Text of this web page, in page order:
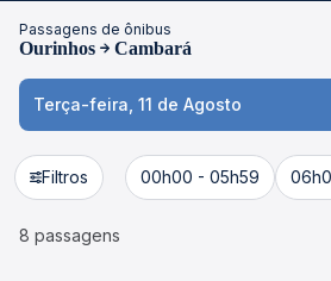
Passagens de ônibus
Ourinhos Cambará
Terça-feira, 11 de Agosto
Filtros 00h00 - 05h59
8 passagens